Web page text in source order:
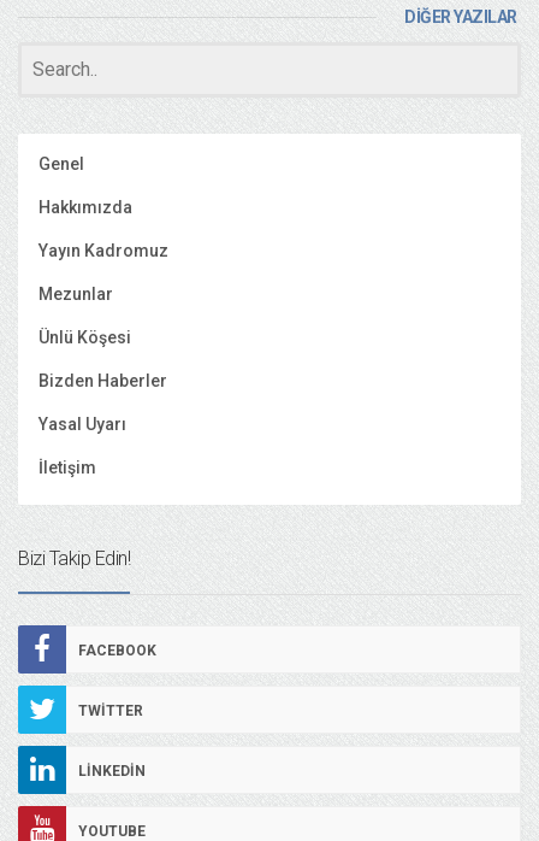
DİĞER YAZILAR
Genel
Hakkımızda
Yayın Kadromuz
Mezunlar
Ünlü Köşesi
Bizden Haberler
Yasal Uyarı
İletişim
Bizi Takip Edin!
FACEBOOK
TWITTER
LINKEDIN
YOUTUBE